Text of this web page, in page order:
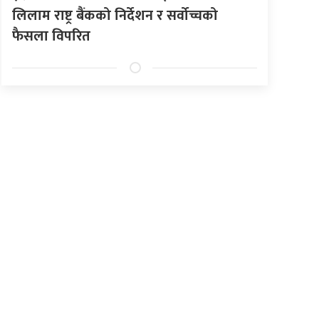
लिलाम राष्ट्र बैंकको निर्देशन र सर्वोच्चको
फैसला विपरित